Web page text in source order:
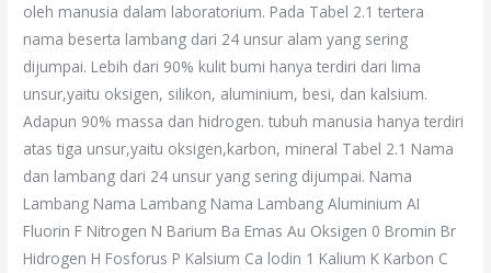
oleh manusia dalam laboratorium. Pada Tabel 2.1 tertera
nama beserta lambang dari 24 unsur alam yang sering
dijumpai. Lebih dari 90% kulit bumi hanya terdiri dari lima
unsur,yaitu oksigen, silikon, aluminium, besi, dan kalsium.
Adapun 90% massa dan hidrogen. tubuh manusia hanya terdiri
atas tiga unsur,yaitu oksigen,karbon, mineral Tabel 2.1 Nama
dan lambang dari 24 unsur yang sering dijumpai. Nama
Lambang Nama Lambang Nama Lambang Aluminium AI
Fluorin F Nitrogen N Barium Ba Emas Au Oksigen 0 Bromin Br
Hidrogen H Fosforus P Kalsium Ca lodin 1 Kalium K Karbon C